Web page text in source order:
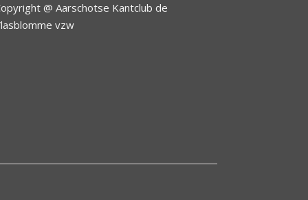
@ Aarschotse Kantclub de
vzw